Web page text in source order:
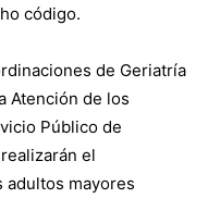
código.
de Geriatría
Atención de los
Público de
el
adultos mayores